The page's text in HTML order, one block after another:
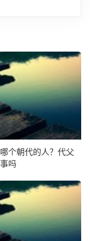
个朝代的人？代父
吗